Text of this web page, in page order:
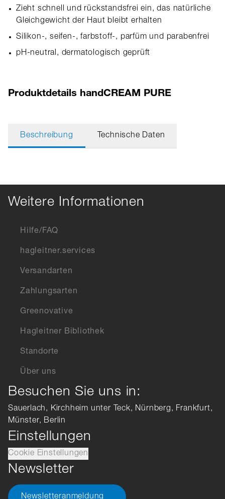
Zieht schnell und rückstandsfrei ein, das natürliche
Gleichgewicht der Haut bleibt erhalten
Silikon-, seifen-, farbstoff-, parfüm und parabenfrei
pH-neutral, dermatologisch geprüft
Produktdetails handCREAM PURE
Beschreibung Technische Daten
Weitere Informationen
Hilfe/FAQ
hagleitner.services
Versandarten
Zahlungsarten
Greenovative
Hagleitner Bibliothek
Standorte
Über uns
Besuchen Sie uns in:
Sauerlach, Kirchheim unter Teck, Nürnberg, Frankfurt,
Münster, Berlin
Einstellungen
Cookie Einstellungen
Newsletter
Newsletteranmeldung